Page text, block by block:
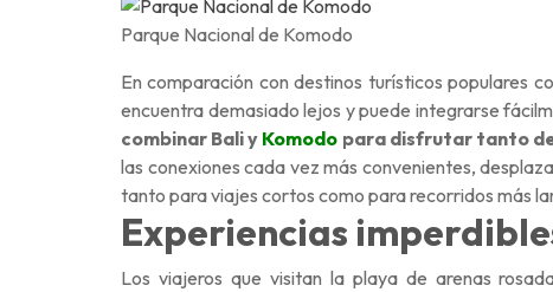
Parque Nacional de Komodo
En comparación con destinos turísticos populares
encuentra demasiado lejos y puede integrarse
combinar Bali y Komodo para disfrutar tanto
las conexiones cada vez más convenientes,
tanto para viajes cortos como para recorridos más
Experiencias
Los viajeros que visitan la playa de arenas